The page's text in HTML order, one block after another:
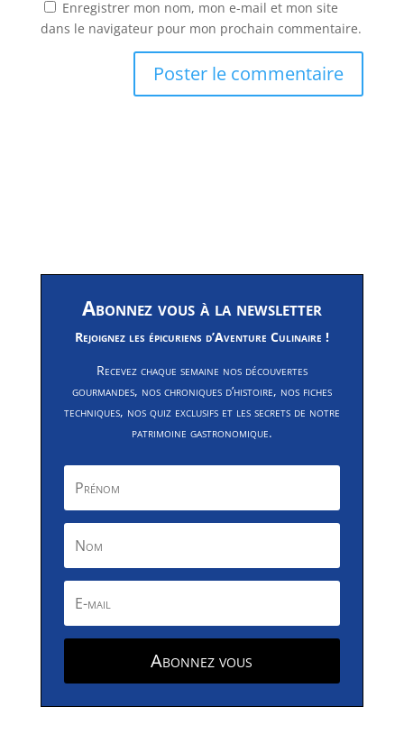
Enregistrer mon nom, mon e-mail et mon site
dans le navigateur pour mon prochain commentaire.
Abonnez vous à la newsletter
Rejoignez les épicuriens d’Aventure Culinaire !
Recevez chaque semaine nos découvertes
gourmandes, nos chroniques d’histoire, nos fiches
techniques, nos quiz exclusifs et les secrets de notre
patrimoine gastronomique.
Abonnez vous